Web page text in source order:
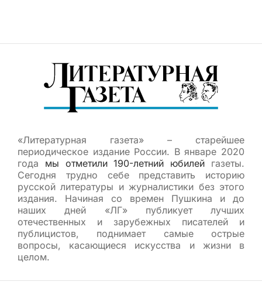
«Литературная газета» – старейшее
периодическое издание России. В январе 2020
года мы отметили 190-летний юбилей газеты.
Сегодня трудно себе представить историю
русской литературы и журналистики без этого
издания. Начиная со времен Пушкина и до
наших дней «ЛГ» публикует лучших
отечественных и зарубежных писателей и
публицистов, поднимает самые острые
вопросы, касающиеся искусства и жизни в
целом.